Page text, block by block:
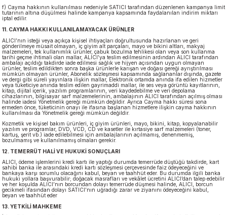
f) Cayma hakkının kullanılması nedeniyle SATICI tarafından düzenlenen kampanya limit
tutarının altına düşülmesi halinde kampanya kapsamında faydalanılan indirim miktarı
iptal edilir.
11. CAYMA HAKKI KULLANILAMAYACAK ÜRÜNLER
ALICI’nın isteği veya açıkça kişisel ihtiyaçları doğrultusunda hazırlanan ve geri
gönderilmeye müsait olmayan, iç giyim alt parçaları, mayo ve bikini altları, makyaj
malzemeleri, tek kullanımlık ürünler, çabuk bozulma tehlikesi olan veya son kullanma
tarihi geçme ihtimali olan mallar, ALICI’ya teslim edilmesinin ardından ALICI tarafından
ambalajı açıldığı takdirde iade edilmesi sağlık ve hijyen açısından uygun olmayan
ürünler, teslim edildikten sonra başka ürünlerle karışan ve doğası gereği ayrıştırılması
mümkün olmayan ürünler, Abonelik sözleşmesi kapsamında sağlananlar dışında, gazete
ve dergi gibi süreli yayınlara ilişkin mallar, Elektronik ortamda anında ifa edilen hizmetler
veya tüketiciye anında teslim edilen gayrimaddi mallar, ile ses veya görüntü kayıtlarının,
kitap, dijital içerik, yazılım programlarının, veri kaydedebilme ve veri depolama
cihazlarının, bilgisayar sarf malzemelerinin, ambalajının ALICI tarafından açılmış olması
halinde iadesi Yönetmelik gereği mümkün değildir. Ayrıca Cayma hakkı süresi sona
ermeden önce, tüketicinin onayı ile ifasına başlanan hizmetlere ilişkin cayma hakkının
kullanılması da Yönetmelik gereği mümkün değildir.
Kozmetik ve kişisel bakım ürünleri, iç giyim ürünleri, mayo, bikini, kitap, kopyalanabilir
yazılım ve programlar, DVD, VCD, CD ve kasetler ile kırtasiye sarf malzemeleri (toner,
kartuş, şerit vb.) iade edilebilmesi için ambalajlarının açılmamış, denenmemiş,
bozulmamış ve kullanılmamış olmaları gerekir.
12. TEMERRÜT HALİ VE HUKUKİ SONUÇLARI
ALICI, ödeme işlemlerini kredi kartı ile yaptığı durumda temerrüde düştüğü takdirde, kart
sahibi banka ile arasındaki kredi kartı sözleşmesi çerçevesinde faiz ödeyeceğini ve
bankaya karşı sorumlu olacağını kabul, beyan ve taahhüt eder. Bu durumda ilgili banka
hukuki yollara başvurabilir; doğacak masrafları ve vekâlet ücretini ALICI’dan talep edebilir
ve her koşulda ALICI’nın borcundan dolayı temerrüde düşmesi halinde, ALICI, borcun
gecikmeli ifasından dolayı SATICI’nın uğradığı zarar ve ziyanını ödeyeceğini kabul,
beyan ve taahhüt eder
13. YETKİLİ MAHKEME